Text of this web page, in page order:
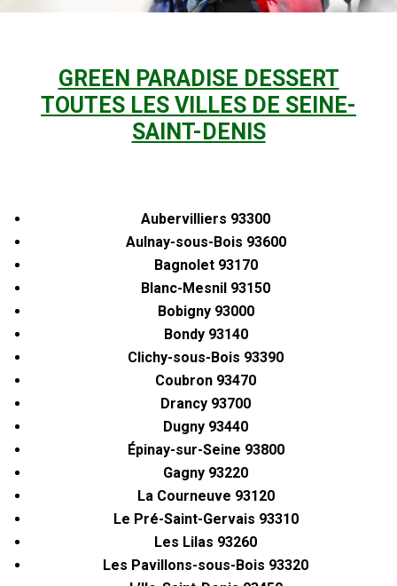
GREEN PARADISE DESSERT
TOUTES LES VILLES DE SEINE-
SAINT-DENIS
Aubervilliers 93300
Aulnay-sous-Bois 93600
Bagnolet 93170
Blanc-Mesnil 93150
Bobigny 93000
Bondy 93140
Clichy-sous-Bois 93390
Coubron 93470
Drancy 93700
Dugny 93440
Épinay-sur-Seine 93800
Gagny 93220
La Courneuve 93120
Le Pré-Saint-Gervais 93310
Les Lilas 93260
Les Pavillons-sous-Bois 93320